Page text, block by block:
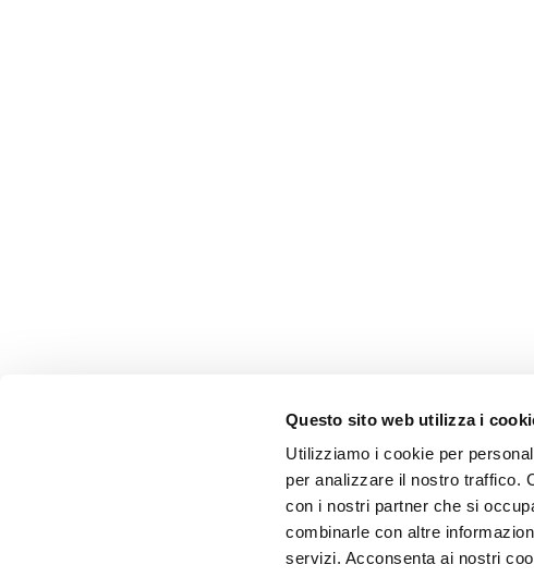
Questo sito web utilizza i
Utilizziamo i cookie per
per analizzare il nostro traffico.
con i nostri partner che si
combinarle con altre
servizi. Acconsenta ai nostri